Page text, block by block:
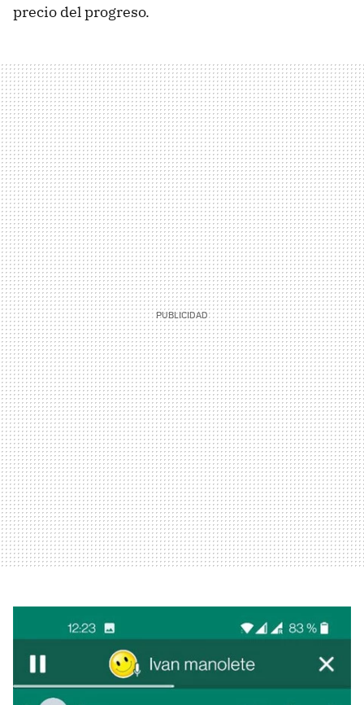
precio del progreso.